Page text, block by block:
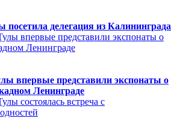
делегация из Калининграда
впервые представили экспонаты о
Ленинграде